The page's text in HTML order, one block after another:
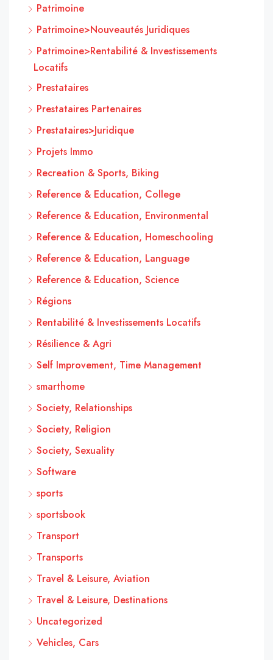
Patrimoine
Patrimoine>Nouveautés Juridiques
Patrimoine>Rentabilité & Investissements
Locatifs
Prestataires
Prestataires Partenaires
Prestataires>Juridique
Projets Immo
Recreation & Sports, Biking
Reference & Education, College
Reference & Education, Environmental
Reference & Education, Homeschooling
Reference & Education, Language
Reference & Education, Science
Régions
Rentabilité & Investissements Locatifs
Résilience & Agri
Self Improvement, Time Management
smarthome
Society, Relationships
Society, Religion
Society, Sexuality
Software
sports
sportsbook
Transport
Transports
Travel & Leisure, Aviation
Travel & Leisure, Destinations
Uncategorized
Vehicles, Cars